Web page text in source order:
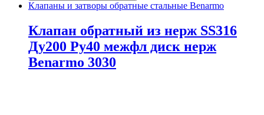
Клапаны и затворы обратные стальные Benarmo
Клапан обратный из нерж SS316
Ду200 Ру40 межфл диск нерж
Benarmo 3030